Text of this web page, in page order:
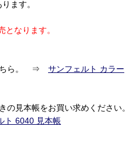
ます。
なります。
ちら。 ⇒ サンフェルト カラー
の見本帳をお買い求めください。
ト 6040 見本帳